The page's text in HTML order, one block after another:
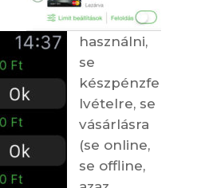
használni,
se
készpénzfe
lvételre, se
vásárlásra
(se online,
se offline,